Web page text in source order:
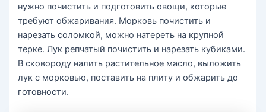
нужно почистить и подготовить овощи, которые
требуют обжаривания. Морковь почистить и
нарезать соломкой, можно натереть на крупной
терке. Лук репчатый почистить и нарезать кубиками.
В сковороду налить растительное масло, выложить
лук с морковью, поставить на плиту и обжарить до
готовности.